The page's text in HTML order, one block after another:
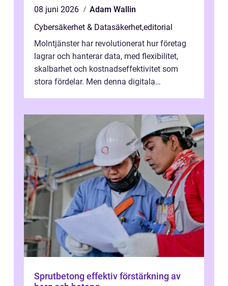
08 juni 2026
Adam Wallin
Cybersäkerhet & Datasäkerhet,editorial
Molntjänster har revolutionerat hur företag
lagrar och hanterar data, med flexibilitet,
skalbarhet och kostnadseffektivitet som
stora fördelar. Men denna digitala
Sprutbetong effektiv förstärkning av